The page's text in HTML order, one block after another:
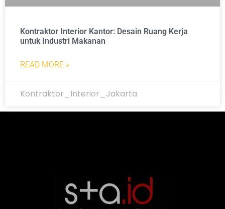
Kontraktor Interior Kantor: Desain Ruang Kerja
untuk Industri Makanan
READ MORE »
Kontraktor_Interior_Jakarta